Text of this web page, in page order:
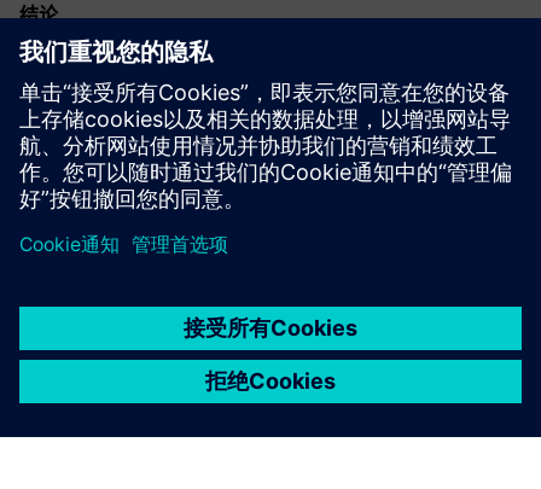
结论
气候变化的影响是毁灭性的，公共和私营部门都必须采取行
动缓解和适应。通过智能技术和增加融资，我们可以建设更
具弹性的未来。